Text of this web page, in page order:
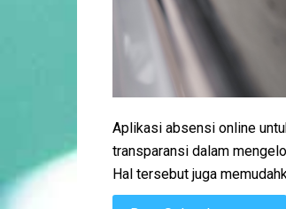
Aplikasi absensi online
transparansi dalam
Hal tersebut juga